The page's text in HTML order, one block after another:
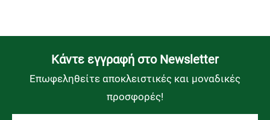
Kάντε εγγραφή στο Newsletter
Επωφεληθείτε αποκλειστικές και μοναδικές
προσφορές!